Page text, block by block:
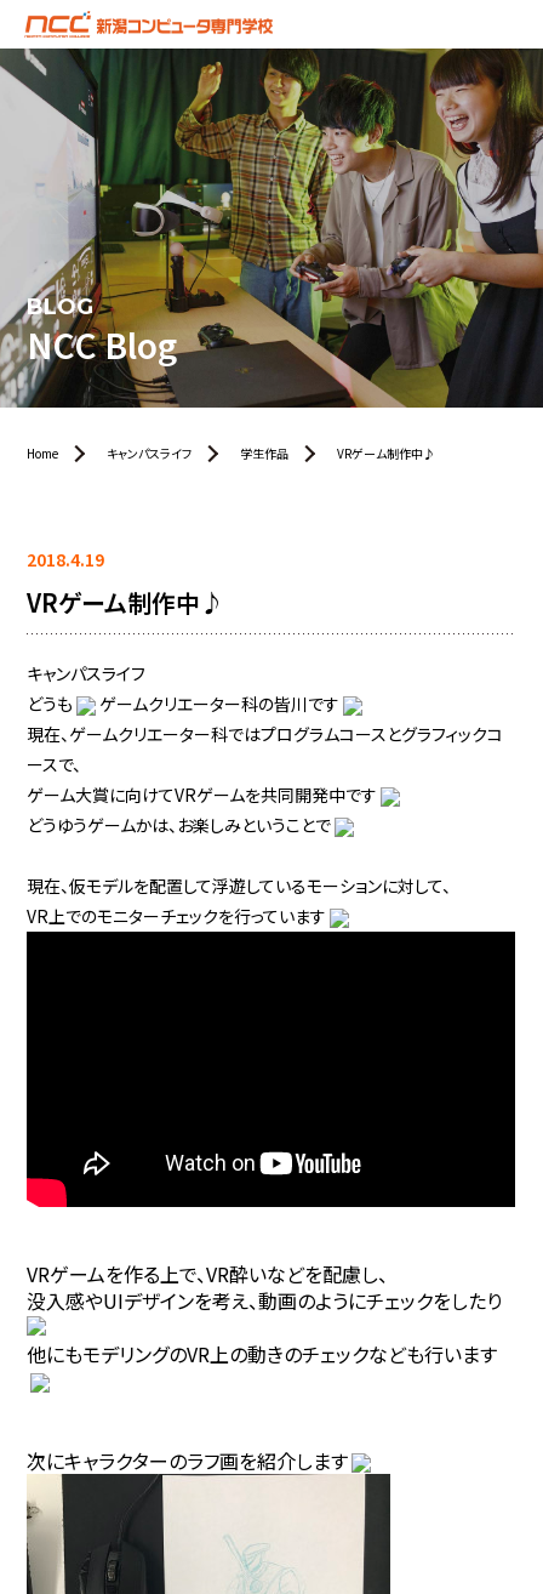
BLOG
NCC Blog
Home キャンパスライフ 学生作品 VRゲーム制作中♪
2018.4.19
VRゲーム制作中♪
キャンパスライフ
どうも
ゲームクリエーター科の皆川です
現在、ゲームクリエーター科ではプログラムコースとグラフィックコ
ースで、
ゲーム大賞に向けてVRゲームを共同開発中です
どうゆうゲームかは、お楽しみということで
現在、仮モデルを配置して浮遊しているモーションに対して、
VR上でのモニターチェックを行っています
VRゲームを作る上で、VR酔いなどを配慮し、
没入感やUIデザインを考え、動画のようにチェックをしたり
他にもモデリングのVR上の動きのチェックなども行います
次にキャラクターのラフ画を紹介します